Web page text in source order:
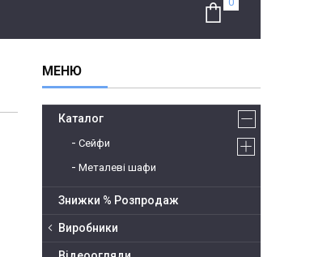
Каталог
Сейфи
Металеві шафи
Знижки % Розпродаж
Виробники